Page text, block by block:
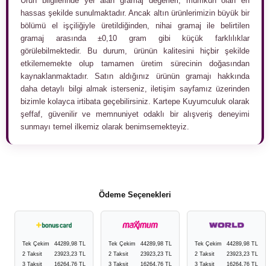
hassas şekilde sunulmaktadır. Ancak altın ürünlerimizin büyük bir
bölümü el işçiliğiyle üretildiğinden, nihai gramaj ile belirtilen
gramaj arasında ±0,10 gram gibi küçük farklılıklar
görülebilmektedir. Bu durum, ürünün kalitesini hiçbir şekilde
etkilememekte olup tamamen üretim sürecinin doğasından
kaynaklanmaktadır. Satın aldığınız ürünün gramajı hakkında
daha detaylı bilgi almak isterseniz, iletişim sayfamız üzerinden
bizimle kolayca irtibata geçebilirsiniz. Kartepe Kuyumculuk olarak
şeffaf, güvenilir ve memnuniyet odaklı bir alışveriş deneyimi
sunmayı temel ilkemiz olarak benimsemekteyiz.
Ödeme Seçenekleri
Tek Çekim
44289,98 TL
2 Taksit
23923,23 TL
3 Taksit
16264,76 TL
Tek Çekim
44289,98 TL
2 Taksit
23923,23 TL
3 Taksit
16264,76 TL
Tek Çekim
44289,98 TL
2 Taksit
23923,23 TL
3 Taksit
16264,76 TL